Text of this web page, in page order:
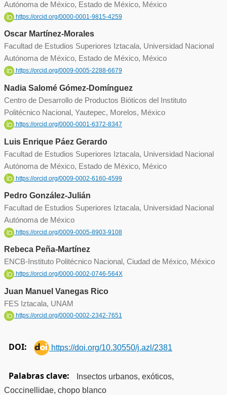
Autónoma de México, Estado de México, México
https://orcid.org/0000-0001-9815-4259
Oscar Martínez-Morales
Facultad de Estudios Superiores Iztacala, Universidad Nacional
Autónoma de México, Estado de México, México
https://orcid.org/0009-0005-2288-6679
Nadia Salomé Gómez-Domínguez
Centro de Desarrollo de Productos Bióticos del Instituto
Politécnico Nacional, Yautepec, Morelos, México
https://orcid.org/0000-0001-6372-8347
Luis Enrique Páez Gerardo
Facultad de Estudios Superiores Iztacala, Universidad Nacional
Autónoma de México, Estado de México, México
https://orcid.org/0009-0002-6160-4599
Pedro González-Julián
Facultad de Estudios Superiores Iztacala, Universidad Nacional
Autónoma de México
https://orcid.org/0009-0005-8903-9108
Rebeca Peña-Martínez
ENCB-Instituto Politécnico Nacional, Ciudad de México, México
https://orcid.org/0000-0002-0746-564X
Juan Manuel Vanegas Rico
FES Iztacala, UNAM
https://orcid.org/0000-0002-2342-7651
DOI: https://doi.org/10.30550/j.azl/2381
Palabras clave:
Insectos urbanos, exóticos,
Coccinellidae, chopo blanco